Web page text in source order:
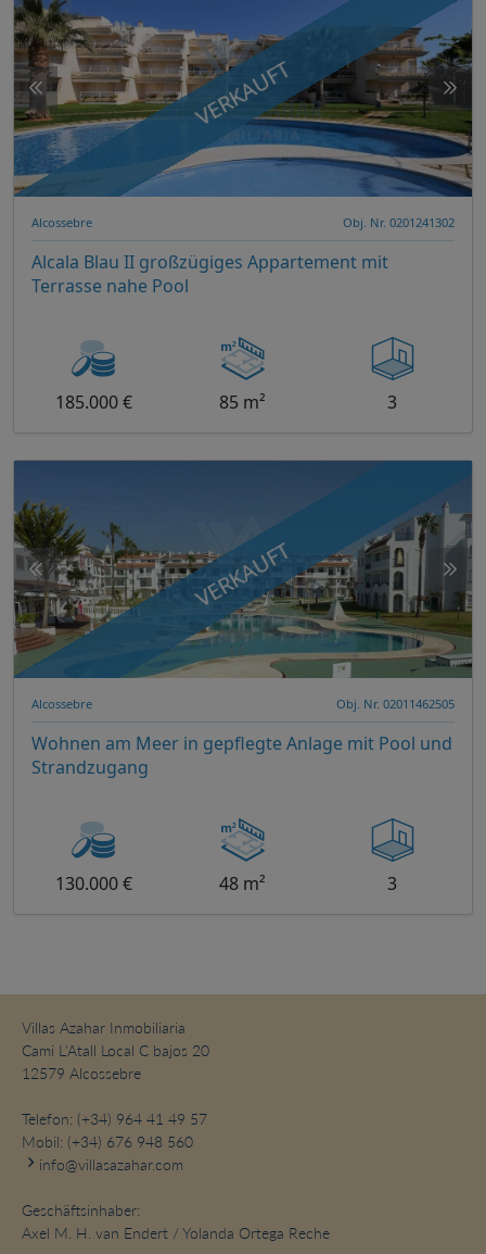
VERKAUFT
Alcossebre Obj. Nr. 0201241302
Alcala Blau II großzügiges Appartement mit
Terrasse nahe Pool
185.000 € 85 m² 3
VERKAUFT
Alcossebre Obj. Nr. 02011462505
Wohnen am Meer in gepflegte Anlage mit Pool und
Strandzugang
130.000 € 48 m² 3
Villas Azahar Inmobiliaria
Cami L'Atall Local C bajos 20
12579 Alcossebre
Telefon: (+34) 964 41 49 57
Mobil: (+34) 676 948 560
info@villasazahar.com
Geschäftsinhaber:
Axel M. H. van Endert / Yolanda Ortega Reche